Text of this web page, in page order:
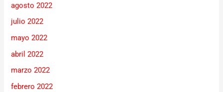
agosto 2022
julio 2022
mayo 2022
abril 2022
marzo 2022
febrero 2022